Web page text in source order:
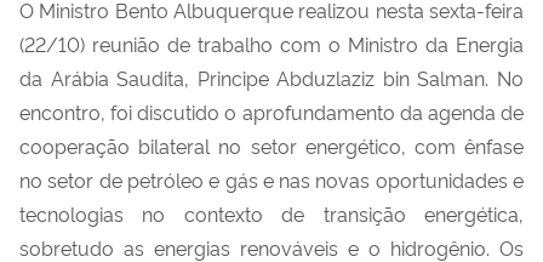
O Ministro Bento Albuquerque realizou nesta sexta-feira
(22/10) reunião de trabalho com o Ministro da Energia
da Arábia Saudita, Principe Abduzlaziz bin Salman. No
encontro, foi discutido o aprofundamento da agenda de
cooperação bilateral no setor energético, com ênfase
no setor de petróleo e gás e nas novas oportunidades e
tecnologias no contexto de transição energética,
sobretudo as energias renováveis e o hidrogênio. Os